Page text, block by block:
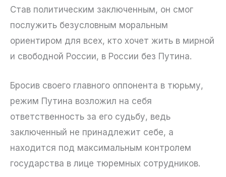
Став политическим заключенным, он смог
послужить безусловным моральным
ориентиром для всех, кто хочет жить в мирной
и свободной России, в России без Путина.
Бросив своего главного оппонента в тюрьму,
режим Путина возложил на себя
ответственность за его судьбу, ведь
заключенный не принадлежит себе, а
находится под максимальным контролем
государства в лице тюремных сотрудников.